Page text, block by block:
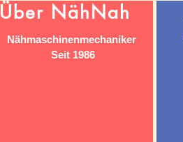
Über NähNah
Nähmaschinenmechaniker
Seit 1986